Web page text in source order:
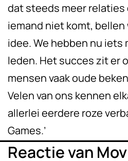
dat steeds meer relaties
iemand niet komt, bellen
idee. We hebben nu iets
leden. Het succes zit er
mensen vaak oude
Velen van ons kennen
allerlei eerdere roze
Games.’
Reactie van